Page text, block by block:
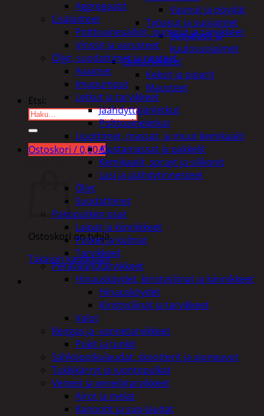
Vaunut ja pöydät
Työasut ja suojaimet
Suojalasit ja
kuulosuojaimet
Elintarvikkeet
Keksit ja piparit
Mausteet
Etsi:
Ostoskori /0,00€
Ostoskori on tyhjä.
Takaisin kauppaan
Aggregaatit
Lisälaitteet
Polttoainesäiliöt, pumput ja tarvikkeet
Vinssit ja varusteet
Öljyt, suodattimet ja nesteet
Avaimet
Imupumput
Letkut ja tarvikkeet
Jäähdyttäjänletkut
Polttoaineletkut
Liuottimet, massat, ja muut kemikaalit
Alustamassat ja pakkelit
Kemikaalit, sprayt ja silikonit
Lasi ja jäähdytinnesteet
Öljyt
Suodattimet
Pakoputken osat
Laipat ja kiinnikkeet
Putket ja kulmat
Tarvikkeet
Perävaunutarvikkeet
Hinausköydet, kiristysliinat ja kiinnikkeet
Hinausköydet
Kiristysliinat ja tarvikkeet
Valot
Rengas ja -vannetarvikkeet
Pukit ja tunkit
Sähköpotkulaudat, skootterit ja ajoneuvot
Tukkikärryt ja juontopulkat
Veneet ja veneilytarvikkeet
Airot ja melat
Kanootit ja sup-laudat